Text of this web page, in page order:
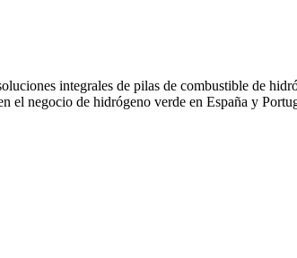
integrales de pilas de combustible de
el negocio de hidrógeno verde en España y